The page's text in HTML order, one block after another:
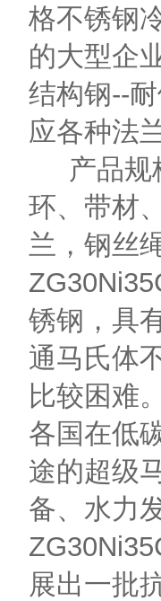
格不锈钢
的大型企
结构钢--
应各种法
产品规
环、带材
兰，钢丝
锈钢，具
通马氏体
比较困难
各国在低
途的超级
备、水力
展出一批